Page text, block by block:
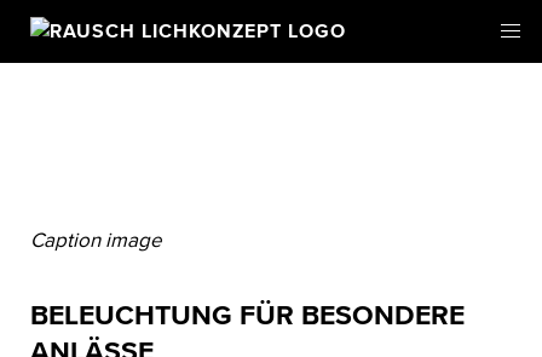
Caption image
BELEUCHTUNG FÜR BESONDERE